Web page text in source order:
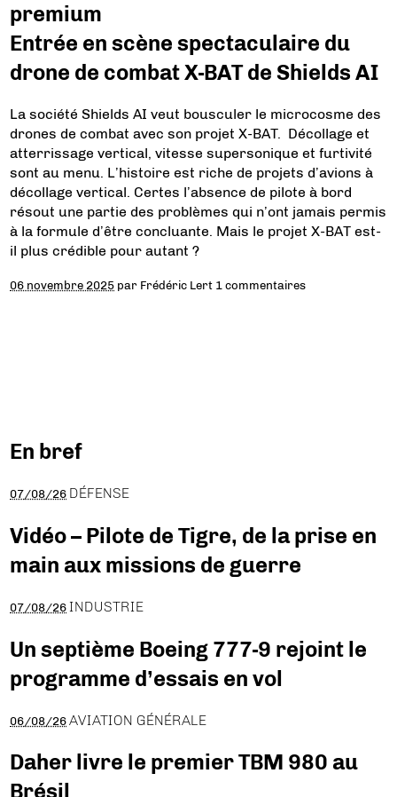
premium
Entrée en scène spectaculaire du
drone de combat X-BAT de Shields AI
La société Shields AI veut bousculer le microcosme des
drones de combat avec son projet X-BAT. Décollage et
atterrissage vertical, vitesse supersonique et furtivité
sont au menu. L’histoire est riche de projets d’avions à
décollage vertical. Certes l’absence de pilote à bord
résout une partie des problèmes qui n’ont jamais permis
à la formule d’être concluante. Mais le projet X-BAT est-
il plus crédible pour autant ?
06 novembre 2025 par Frédéric Lert 1 commentaires
En bref
07/08/26 DÉFENSE
Vidéo – Pilote de Tigre, de la prise en
main aux missions de guerre
07/08/26 INDUSTRIE
Un septième Boeing 777-9 rejoint le
programme d’essais en vol
06/08/26 AVIATION GÉNÉRALE
Daher livre le premier TBM 980 au
Brésil